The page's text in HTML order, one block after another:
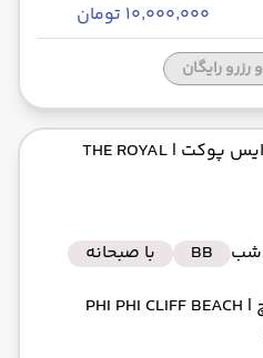
۱۰٬۰۰۰٬۰۰۰ تومان
رزرو رایگان
پوکت | THE ROYAL
BB
با صبحانه
| PHI PHI CLIFF BEACH